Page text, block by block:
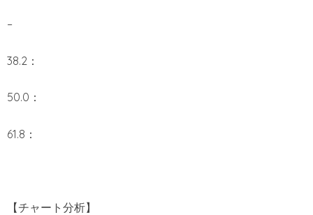
–
38.2：
50.0：
61.8：
【チャート分析】